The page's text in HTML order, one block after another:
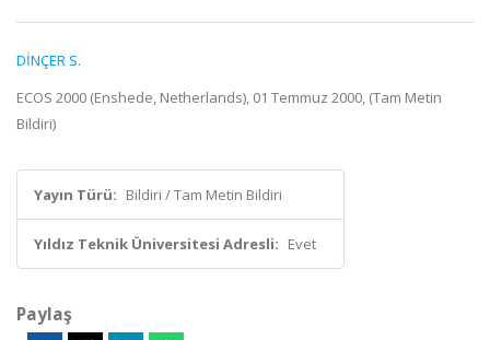
DİNÇER S.
ECOS 2000 (Enshede, Netherlands), 01 Temmuz 2000, (Tam Metin
Bildiri)
Yayın Türü: Bildiri / Tam Metin Bildiri
Yıldız Teknik Üniversitesi Adresli: Evet
Paylaş